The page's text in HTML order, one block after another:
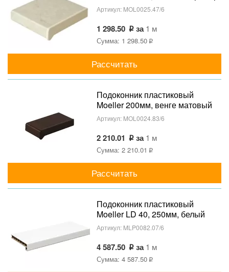
матовый
Артикул: MOL0025.47/6
1 298.50 за1 м
Сумма: 1 298.50
Рассчитать
Подоконник пластиковый
Moeller 200мм, венге матовый
Артикул: MOL0024.83/6
2 210.01 за1 м
Сумма: 2 210.01
Рассчитать
Подоконник пластиковый
Moeller LD 40, 250мм, белый
(clean-touch)
Артикул: MLP0082.07/6
4 587.50 за1 м
Сумма: 4 587.50